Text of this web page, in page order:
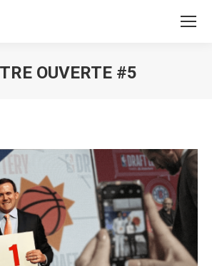
OUVERTE #5